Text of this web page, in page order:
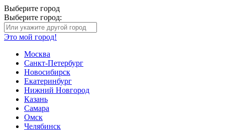
Выберите город
Выберите город:
Это мой город!
Москва
Санкт-Петербург
Новосибирск
Екатеринбург
Нижний Новгород
Казань
Самара
Омск
Челябинск